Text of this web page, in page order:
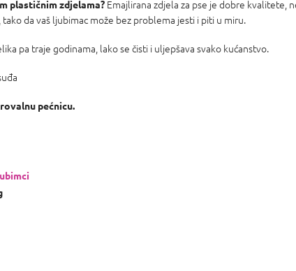
plastičnim zdjelama? Emajlirana zdjela za pse je dobre kvalitete,
da vaš ljubimac može bez problema jesti i piti u miru.
pa traje godinama, lako se čisti i uljepšava svako kućanstvo.
pećnicu.